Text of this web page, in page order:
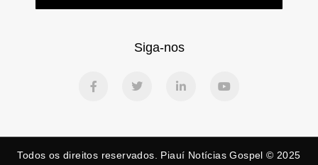
Siga-nos
Todos os direitos reservados. Piauí Notícias Gospel © 2025